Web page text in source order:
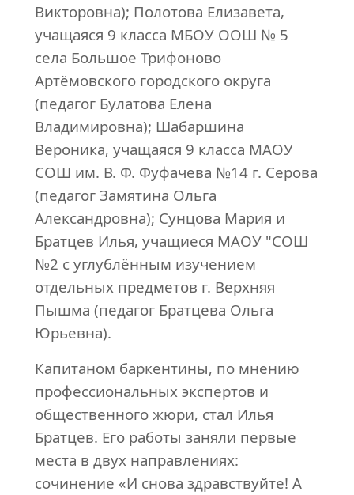
Викторовна); Полотова Елизавета,
учащаяся 9 класса МБОУ ООШ № 5
села Большое Трифоново
Артёмовского городского округа
(педагог Булатова Елена
Владимировна); Шабаршина
Вероника, учащаяся 9 класса МАОУ
СОШ им. В. Ф. Фуфачева №14 г. Серова
(педагог Замятина Ольга
Александровна); Сунцова Мария и
Братцев Илья, учащиеся МАОУ "СОШ
№2 с углублённым изучением
отдельных предметов г. Верхняя
Пышма (педагог Братцева Ольга
Юрьевна).
Капитаном баркентины, по мнению
профессиональных экспертов и
общественного жюри, стал Илья
Братцев. Его работы заняли первые
места в двух направлениях:
сочинение «И снова здравствуйте! А